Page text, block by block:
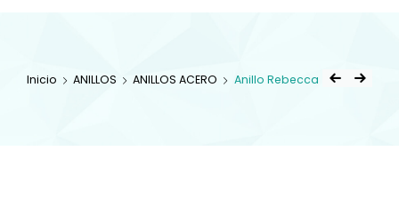
Inicio ANILLOS ANILLOS ACERO Anillo Rebecca